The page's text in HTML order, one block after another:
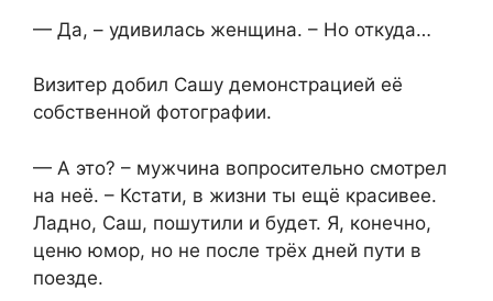
— Да, – удивилась женщина. – Но откуда…
Визитер добил Сашу демонстрацией её
собственной фотографии.
— А это? – мужчина вопросительно смотрел
на неё. – Кстати, в жизни ты ещё красивее.
Ладно, Саш, пошутили и будет. Я, конечно,
ценю юмор, но не после трёх дней пути в
поезде.